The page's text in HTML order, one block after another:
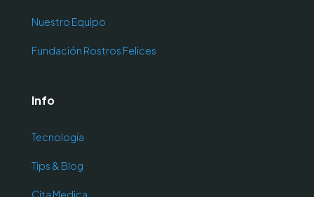
Nuestro Equipo
Fundación Rostros Felices
Info
Tecnología
Tips & Blog
Cita Medica